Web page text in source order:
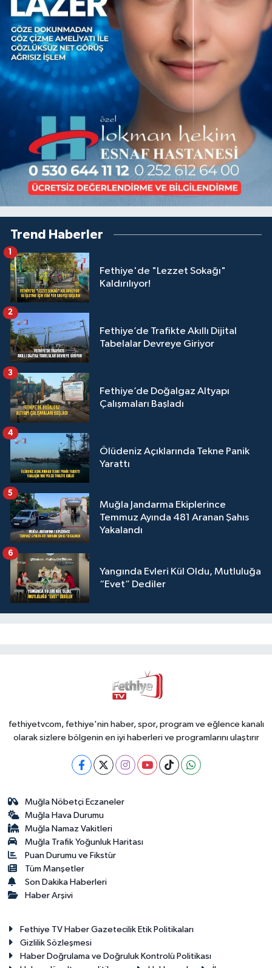
Trend Haberler
Fethiye'de "Lezzet Sokağı"
Kaldırılıyor!
1
Fethiye’de Trafikte Akıllı Dijital
Tabelalar Devreye Giriyor
2
Fethiye’de Doğalgaz Altyapı
Çalışmaları Başladı
3
Ölüdeniz Açıklarında Tekne Panik
Yarattı
4
Muğla Jandarma Ekiplerince
Temmuz Ayında 481 Aranan Şahıs
Yakalandı
5
Yangında Evleri Kül Oldu, Mutluluğa
“Evet” Dediler
6
fethiyetvcom, fethiye'nin haber, spor, program ve eğlence kanalı
olarak sizlere bölgenin en iyi haberleri ve programlarını ulaştırır
Muğla Nöbetçi Eczaneler
Muğla Hava Durumu
Muğla Namaz Vakitleri
Muğla Trafik Yoğunluk Haritası
Puan Durumu ve Fikstür
Tüm Manşetler
Son Dakika Haberleri
Haber Arşivi
Fethiye TV Haber Gazetecilik Etik Politikaları
Gizlilik Sözleşmesi
Haber Doğrulama ve Doğruluk Kontrolü Politikası